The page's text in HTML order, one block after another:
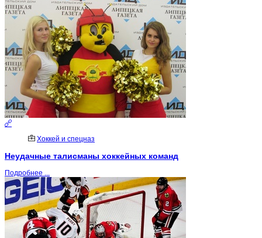
Хоккей и спецназ
Неудачные талисманы хоккейных команд
Подробнее ...